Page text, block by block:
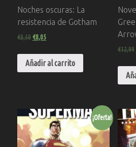
Noches oscuras: La
resistencia de Gotham
€8,50€8,05
Añadir al carrito
€12,99
¡Oferta!